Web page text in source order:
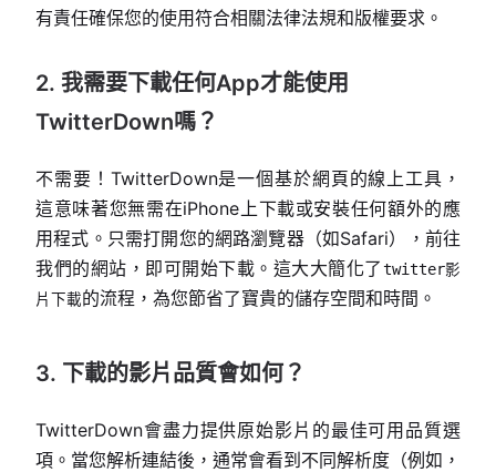
有責任確保您的使用符合相關法律法規和版權要求。
2. 我需要下載任何App才能使用
TwitterDown嗎？
不需要！TwitterDown是一個基於網頁的線上工具，
這意味著您無需在iPhone上下載或安裝任何額外的應
用程式。只需打開您的網路瀏覽器（如Safari），前往
我們的網站，即可開始下載。這大大簡化了twitter影
片下載的流程，為您節省了寶貴的儲存空間和時間。
3. 下載的影片品質會如何？
TwitterDown會盡力提供原始影片的最佳可用品質選
項。當您解析連結後，通常會看到不同解析度（例如，